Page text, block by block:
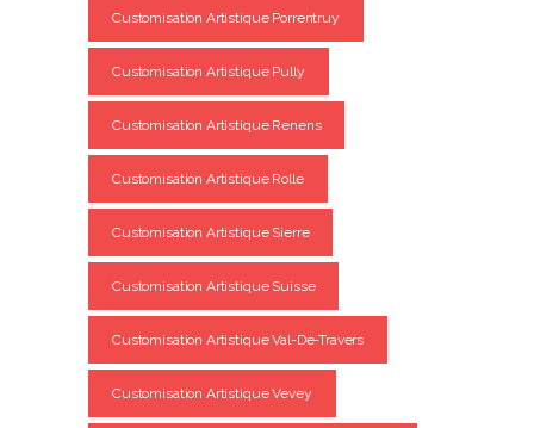
Customisation Artistique Porrentruy
Customisation Artistique Pully
Customisation Artistique Renens
Customisation Artistique Rolle
Customisation Artistique Sierre
Customisation Artistique Suisse
Customisation Artistique Val-De-Travers
Customisation Artistique Vevey